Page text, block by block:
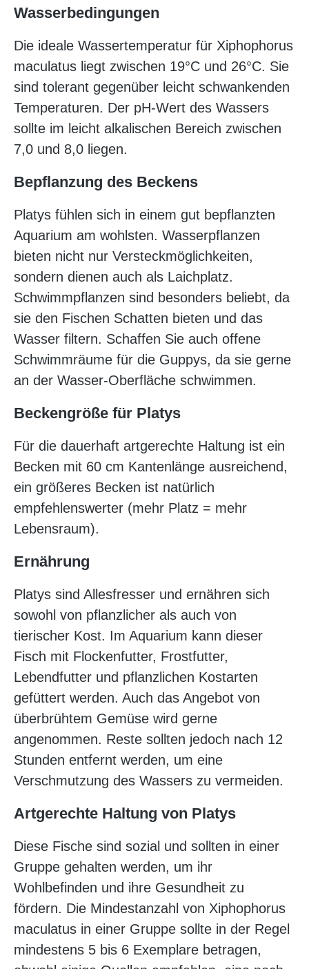
Wasserbedingungen
Die ideale Wassertemperatur für Xiphophorus
maculatus liegt zwischen 19°C und 26°C. Sie
sind tolerant gegenüber leicht schwankenden
Temperaturen. Der pH-Wert des Wassers
sollte im leicht alkalischen Bereich zwischen
7,0 und 8,0 liegen.
Bepflanzung des Beckens
Platys fühlen sich in einem gut bepflanzten
Aquarium am wohlsten. Wasserpflanzen
bieten nicht nur Versteckmöglichkeiten,
sondern dienen auch als Laichplatz.
Schwimmpflanzen sind besonders beliebt, da
sie den Fischen Schatten bieten und das
Wasser filtern. Schaffen Sie auch offene
Schwimmräume für die Guppys, da sie gerne
an der Wasser-Oberfläche schwimmen.
Beckengröße für Platys
Für die dauerhaft artgerechte Haltung ist ein
Becken mit 60 cm Kantenlänge ausreichend,
ein größeres Becken ist natürlich
empfehlenswerter (mehr Platz = mehr
Lebensraum).
Ernährung
Platys sind Allesfresser und ernähren sich
sowohl von pflanzlicher als auch von
tierischer Kost. Im Aquarium kann dieser
Fisch mit Flockenfutter, Frostfutter,
Lebendfutter und pflanzlichen Kostarten
gefüttert werden. Auch das Angebot von
überbrühtem Gemüse wird gerne
angenommen. Reste sollten jedoch nach 12
Stunden entfernt werden, um eine
Verschmutzung des Wassers zu vermeiden.
Artgerechte Haltung von Platys
Diese Fische sind sozial und sollten in einer
Gruppe gehalten werden, um ihr
Wohlbefinden und ihre Gesundheit zu
fördern. Die Mindestanzahl von Xiphophorus
maculatus in einer Gruppe sollte in der Regel
mindestens 5 bis 6 Exemplare betragen,